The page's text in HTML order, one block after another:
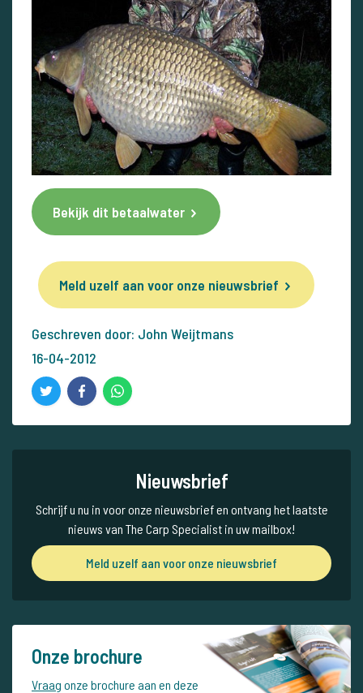
Bekijk dit betaalwater
Meld uzelf aan voor onze nieuwsbrief
Geschreven door: John Weijtmans
16-04-2012
Nieuwsbrief
Schrijf u nu in voor onze nieuwsbrief en ontvang het laatste
nieuws van The Carp Specialist in uw mailbox!
Meld uzelf aan voor onze nieuwsbrief
Onze brochure
Vraag onze brochure aan en deze